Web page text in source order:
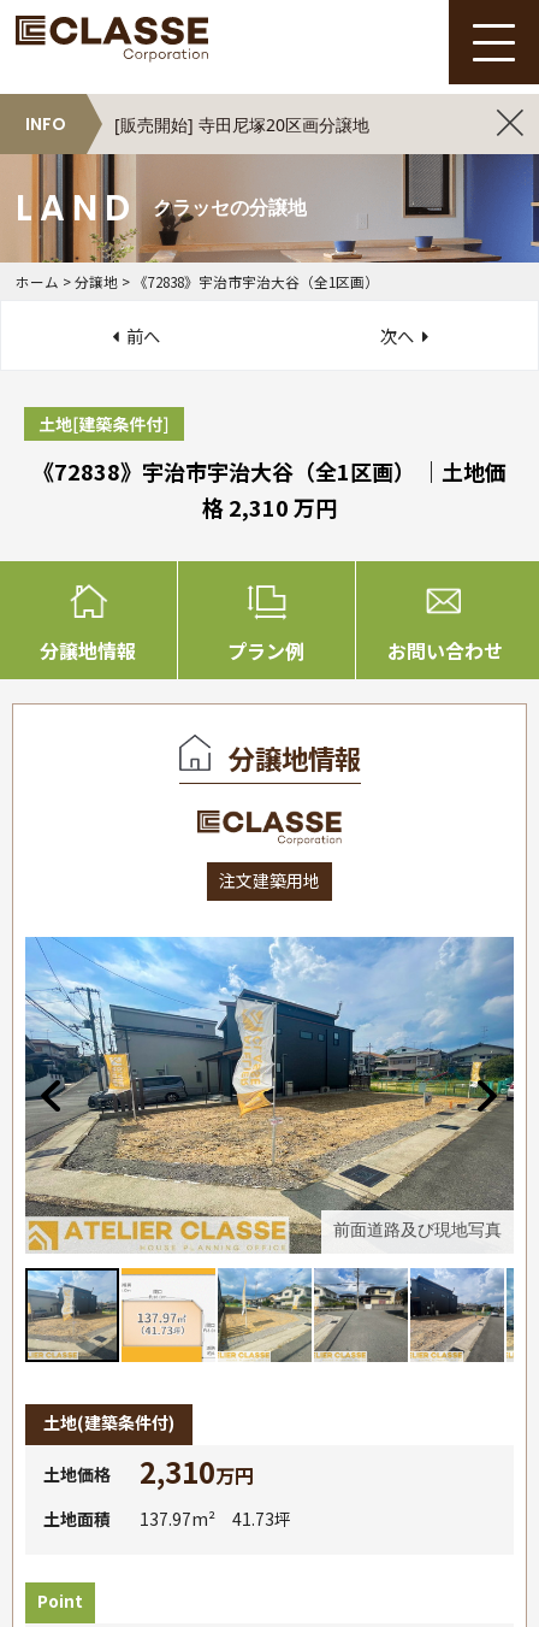
INFO [販売開始] 寺田尼塚20区画分譲地
クラッセの分譲地
ホーム >分譲地 > 《72838》宇治市宇治大谷（全1区画）
前へ 次へ
《72838》宇治市宇治大谷（全1区画） ｜土地価
格 2,310 万円
分譲地情報 プラン例 お問い合わせ
分譲地情報
注文建築用地
前面道路及び現地写真
土地(建築条件付)
土地価格 2,310万円
土地面積 137.97m² 41.73坪
Point